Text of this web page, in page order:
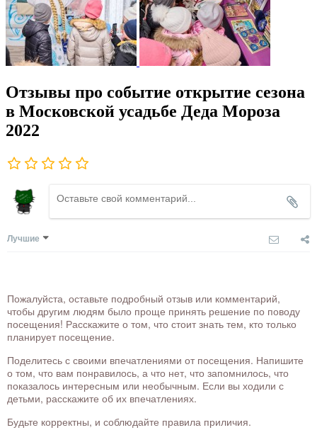
Отзывы про событие открытие сезона
в Московской усадьбе Деда Мороза
2022
Лучшие
Пожалуйста, оставьте подробный отзыв или комментарий,
чтобы другим людям было проще принять решение по поводу
посещения! Расскажите о том, что стоит знать тем, кто только
планирует посещение.
Поделитесь с своими впечатлениями от посещения. Напишите
о том, что вам понравилось, а что нет, что запомнилось, что
показалось интересным или необычным. Если вы ходили с
детьми, расскажите об их впечатлениях.
Будьте корректны, и соблюдайте правила приличия.